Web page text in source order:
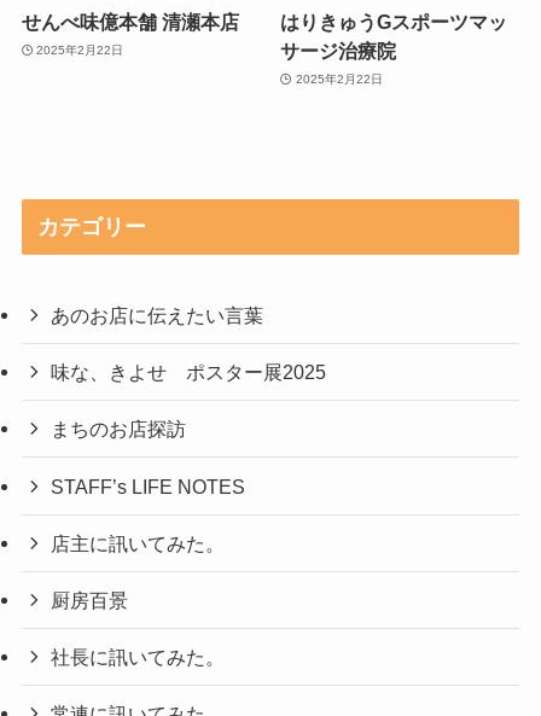
せんべ味億本舗 清瀬本店
2025年2月22日
はりきゅうGスポーツマッ
サージ治療院
2025年2月22日
カテゴリー
あのお店に伝えたい言葉
味な、きよせ ポスター展2025
まちのお店探訪
STAFF’s LIFE NOTES
店主に訊いてみた。
厨房百景
社長に訊いてみた。